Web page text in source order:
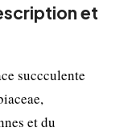
et
succculente
et du